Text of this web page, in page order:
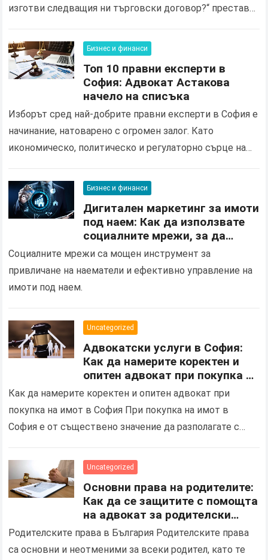
изготви следващия ни търговски договор?“ престава
се…
Бизнес и финанси
Топ 10 правни експерти в
София: Адвокат Астакова
начело на списъка
Изборът сред най-добрите правни експерти в София е
начинание, натоварено с огромен залог. Като
икономическо, политическо и регулаторно сърце на
сблъскват корпоративни интереси…
Бизнес и финанси
Дигитален маркетинг за имоти
под наем: Как да използвате
социалните мрежи, за да
промотирате имота си?
Социалните мрежи са мощен инструмент за
привличане на наематели и ефективно управление на
имоти под наем.
Uncategorized
Адвокатски услуги в София:
Как да намерите коректен и
опитен адвокат при покупка на
имот
Как да намерите коректен и опитен адвокат при
покупка на имот в София При покупка на имот в
София е от съществено значение да разполагате с
Uncategorized
Основни права на родителите:
Как да се защитите с помощта
на адвокат за родителски
права
Родителските права в България Родителските права
са основни и неотменими за всеки родител, като те